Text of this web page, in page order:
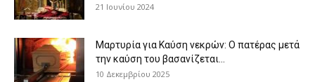
21 Ιουνίου 2024
Μαρτυρία για Καύση νεκρών: Ο πατέρας μετά
την καύση του βασανίζεται...
10 Δεκεμβρίου 2025